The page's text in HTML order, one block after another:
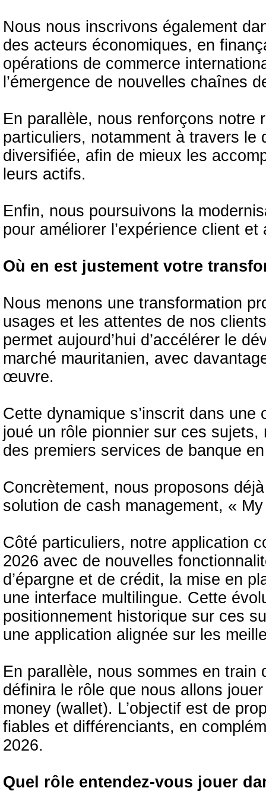
Nous nous inscrivons également
des acteurs économiques, en
opérations de commerce
l’émergence de nouvelles chaînes
En parallèle, nous renforçons notre
particuliers, notamment à travers le
diversifiée, afin de mieux les
leurs actifs.
Enfin, nous poursuivons la
pour améliorer l’expérience client
Où en est justement votre
Nous menons une transformation
usages et les attentes de nos
permet aujourd’hui d’accélérer le
marché mauritanien, avec
œuvre.
Cette dynamique s’inscrit dans
joué un rôle pionnier sur ces
des premiers services de banque
Concrètement, nous proposons
solution de cash management, «
Côté particuliers, notre application
2026 avec de nouvelles
d’épargne et de crédit, la mise en
une interface multilingue. Cette
positionnement historique sur ces
une application alignée sur les
En parallèle, nous sommes en train
définira le rôle que nous allons
money (wallet). L’objectif est de
fiables et différenciants, en
2026.
Quel rôle entendez-vous jouer